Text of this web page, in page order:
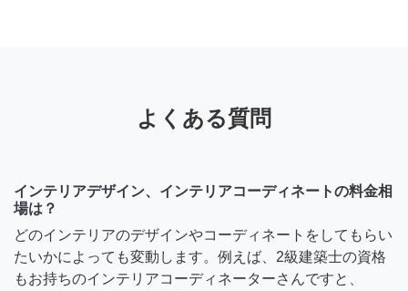
よくある質問
インテリアデザイン、インテリアコーディネートの料金相
場は？
どのインテリアのデザインやコーディネートをしてもらい
たいかによっても変動します。例えば、2級建築士の資格
もお持ちのインテリアコーディネーターさんですと、